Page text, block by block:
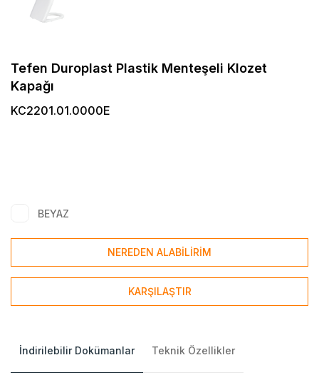
Tefen Duroplast Plastik Menteşeli Klozet
Kapağı
KC2201.01.0000E
BEYAZ
NEREDEN ALABİLİRİM
KARŞILAŞTIR
İndirilebilir Dokümanlar Teknik Özellikler